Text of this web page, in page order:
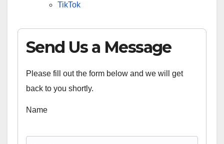
TikTok
Send Us a Message
Please fill out the form below and we will get
back to you shortly.
Name